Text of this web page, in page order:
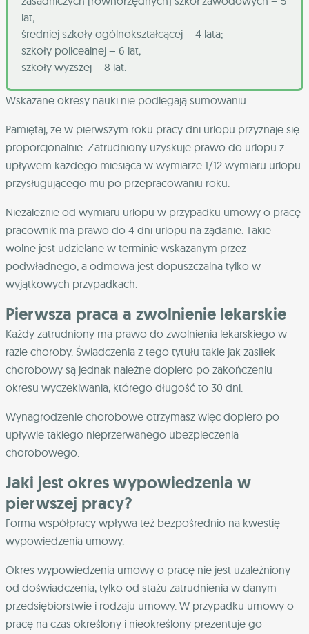
lat;
średniej szkoły ogólnokształcącej – 4 lata;
szkoły policealnej – 6 lat;
szkoły wyższej – 8 lat.
Wskazane okresy nauki nie podlegają sumowaniu.
Pamiętaj, że w pierwszym roku pracy dni urlopu przyznaje się
proporcjonalnie. Zatrudniony uzyskuje prawo do urlopu z
upływem każdego miesiąca w wymiarze 1/12 wymiaru urlopu
przysługującego mu po przepracowaniu roku.
Niezależnie od wymiaru urlopu w przypadku umowy o pracę
pracownik ma prawo do 4 dni urlopu na żądanie. Takie
wolne jest udzielane w terminie wskazanym przez
podwładnego, a odmowa jest dopuszczalna tylko w
wyjątkowych przypadkach.
Pierwsza praca a zwolnienie lekarskie
Każdy zatrudniony ma prawo do zwolnienia lekarskiego w
razie choroby. Świadczenia z tego tytułu takie jak zasiłek
chorobowy są jednak należne dopiero po zakończeniu
okresu wyczekiwania, którego długość to 30 dni.
Wynagrodzenie chorobowe otrzymasz więc dopiero po
upływie takiego nieprzerwanego ubezpieczenia
chorobowego.
Jaki jest okres wypowiedzenia w
pierwszej pracy?
Forma współpracy wpływa też bezpośrednio na kwestię
wypowiedzenia umowy.
Okres wypowiedzenia umowy o pracę nie jest uzależniony
od doświadczenia, tylko od stażu zatrudnienia w danym
przedsiębiorstwie i rodzaju umowy. W przypadku umowy o
pracę na czas określony i nieokreślony prezentuje go